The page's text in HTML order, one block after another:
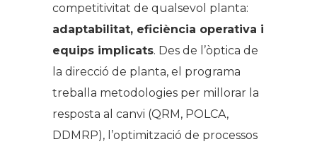
competitivitat de qualsevol planta:
adaptabilitat, eficiència operativa i
equips implicats. Des de l’òptica de
la direcció de planta, el programa
treballa metodologies per millorar la
resposta al canvi (QRM, POLCA,
DDMRP), l’optimització de processos